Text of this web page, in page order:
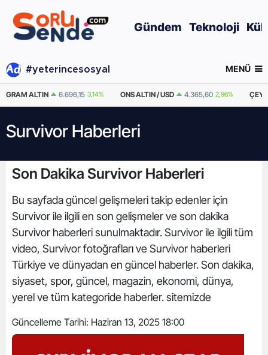
Gündem Teknoloji
#yeterincesosyal MENÜ
GRAM ALTIN 6.696,15 3,14% ONS ALTIN / USD 4.365,60 2,96%
Survivor Haberleri
Son Dakika Survivor Haberleri
Bu sayfada güncel gelişmeleri takip edenler için
Survivor ile ilgili en son gelişmeler ve son dakika
Survivor haberleri sunulmaktadır. Survivor ile ilgili tüm
video, Survivor fotoğrafları ve Survivor haberleri
Türkiye ve dünyadan en güncel haberler. Son dakika,
siyaset, spor, güncel, magazin, ekonomi, dünya,
yerel ve tüm kategoride haberler. sitemizde
Güncelleme Tarihi: Haziran 13, 2025 18:00